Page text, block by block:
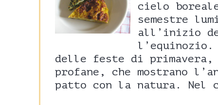
cielo
semestre
all’inizio
delle feste di
profane, che mostrano
patto con la natura. Nel